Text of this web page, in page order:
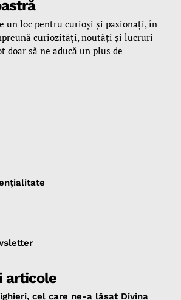
un loc pentru curioşi şi pasionaţi, în
curiozităţi, noutăţi şi lucruri
doar să ne aducă un plus de
articole
cel care ne-a lăsat Divina